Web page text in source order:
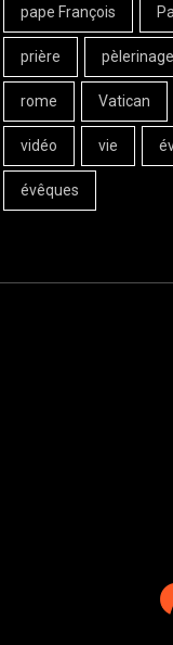
pape François
prière pèlerinage
rome Vatican
vidéo vie
évêques